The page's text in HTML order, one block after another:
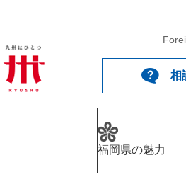
相
福岡県の魅力